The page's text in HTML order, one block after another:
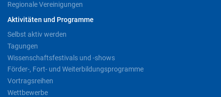
Regionale Vereinigungen
Aktivitäten und Programme
Selbst aktiv werden
Tagungen
Wissenschaftsfestivals und -shows
Förder-, Fort- und Weiterbildungsprogramme
Vortragsreihen
Wettbewerbe